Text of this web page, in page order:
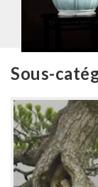
Sous-